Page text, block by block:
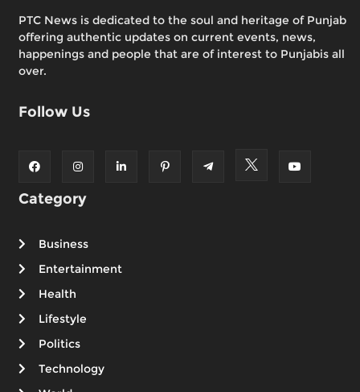
PTC News is dedicated to the soul and heritage of Punjab
offering authentic updates on current events, news,
happenings and people that are of interest to Punjabis all
over.
Follow Us
Category
Business
Entertainment
Health
Lifestyle
Politics
Technology